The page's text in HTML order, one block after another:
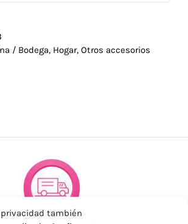
privacidad también
/ Bodega, Hogar, Otros accesorios